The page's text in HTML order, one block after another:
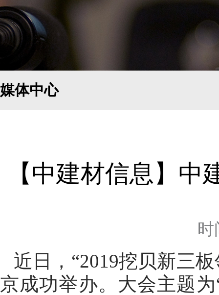
媒体中心
【中建材信息】
近日，“2019挖贝新三
京成功举办。大会主题